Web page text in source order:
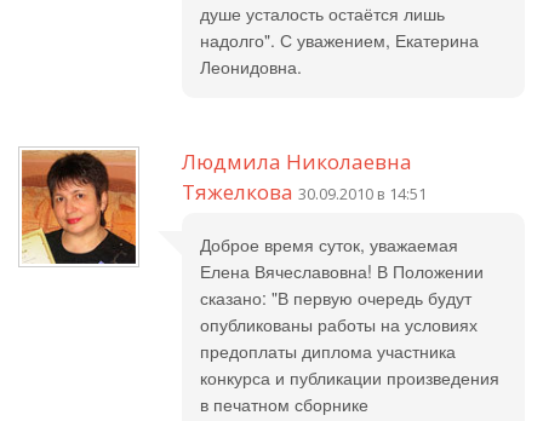
душе усталость остаётся лишь
надолго". С уважением, Екатерина
Леонидовна.
Людмила Николаевна
Тяжелкова 30.09.2010 в 14:51
Доброе время суток, уважаемая
Елена Вячеславовна! В Положении
сказано: "В первую очередь будут
опубликованы работы на условиях
предоплаты диплома участника
конкурса и публикации произведения
в печатном сборнике